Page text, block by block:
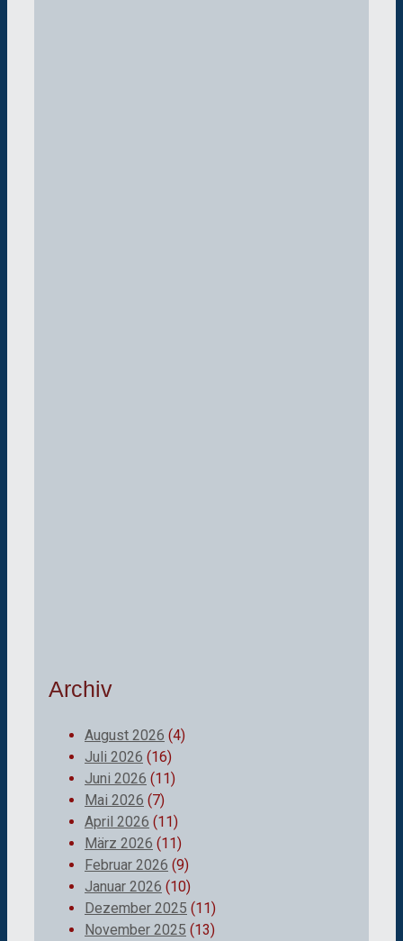
Archiv
August 2026 (4)
Juli 2026 (16)
Juni 2026 (11)
Mai 2026 (7)
April 2026 (11)
März 2026 (11)
Februar 2026 (9)
Januar 2026 (10)
Dezember 2025 (11)
November 2025 (13)